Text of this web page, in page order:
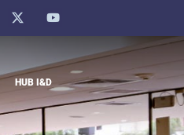
HUB I&D